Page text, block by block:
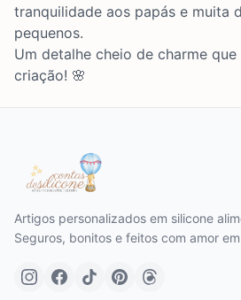
tranquilidade aos papás e muita
pequenos.
Um detalhe cheio de charme
criação! 🌸
Artigos personalizados em silicone
Seguros, bonitos e feitos com amor